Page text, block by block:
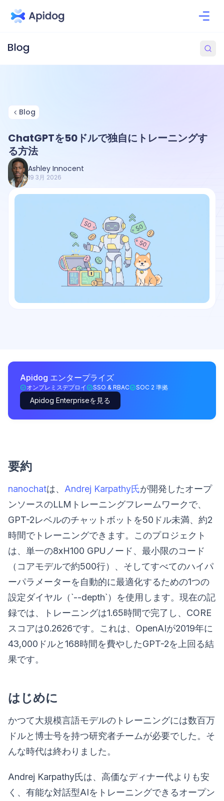
Blog
ChatGPTを50ドルで独自にトレーニングす
る方法
Ashley Innocent
19 3月 2026
Apidog エンタープライズ
オンプレミスデプロイ SSO & RBAC SOC 2 準拠
Apidog Enterpriseを見る
要約
nanochatは、 Andrej Karpathy氏が開発したオープ
ンソースのLLMトレーニングフレームワークで、
GPT-2レベルのチャットボットを50ドル未満、約2
時間でトレーニングできます。このプロジェクト
は、単一の8xH100 GPUノード、最小限のコード
（コアモデルで約500行）、そしてすべてのハイパ
ーパラメーターを自動的に最適化するための1つの
設定ダイヤル（`--depth`）を使用します。現在の記
録では、トレーニングは1.65時間で完了し、CORE
スコアは0.2626です。これは、OpenAIが2019年に
43,000ドルと168時間を費やしたGPT-2を上回る結
果です。
はじめに
かつて大規模言語モデルのトレーニングには数百万
ドルと博士号を持つ研究者チームが必要でした。そ
んな時代は終わりました。
Andrej Karpathy氏は、高価なディナー代よりも安
く、有能な対話型AIをトレーニングできるオープン